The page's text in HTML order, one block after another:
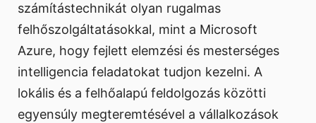
számítástechnikát olyan rugalmas
felhőszolgáltatásokkal, mint a Microsoft
Azure, hogy fejlett elemzési és mesterséges
intelligencia feladatokat tudjon kezelni. A
lokális és a felhőalapú feldolgozás közötti
egyensúly megteremtésével a vállalkozások